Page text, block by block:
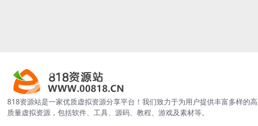
818资源站是一家优质虚拟资源分享平台！我们致力于为用户提供丰富多样的高
质量虚拟资源，包括软件、工具、源码、教程、游戏及素材等。